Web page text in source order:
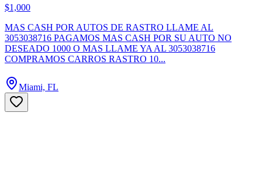
$1,000
MAS CASH POR AUTOS DE RASTRO LLAME AL
3053038716 PAGAMOS MAS CASH POR SU AUTO NO
DESEADO 1000 O MAS LLAME YA AL 3053038716
COMPRAMOS CARROS RASTRO 10...
Miami, FL